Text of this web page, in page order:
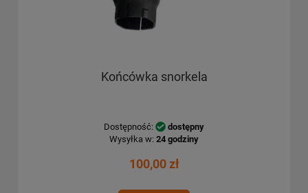
Końcówka snorkela
Dostępność:
dostępny
Wysyłka w: 24 godziny
100,00 zł